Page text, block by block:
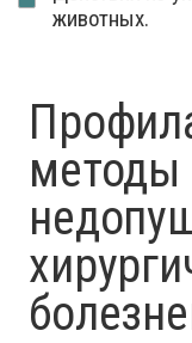
животных.
методы